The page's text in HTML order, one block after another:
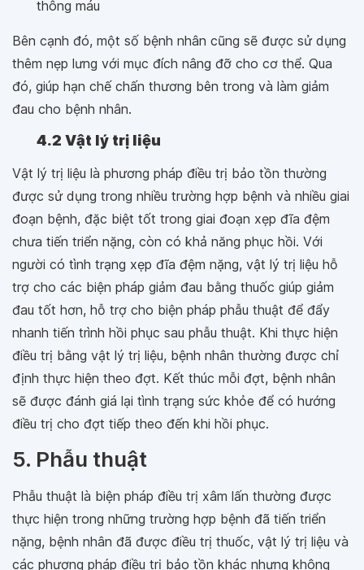
thông máu
Bên cạnh đó, một số bệnh nhân cũng sẽ được sử dụng
thêm nẹp lưng với mục đích nâng đỡ cho cơ thể. Qua
đó, giúp hạn chế chấn thương bên trong và làm giảm
đau cho bệnh nhân.
4.2 Vật lý trị liệu
Vật lý trị liệu là phương pháp điều trị bảo tồn thường
được sử dụng trong nhiều trường hợp bệnh và nhiều giai
đoạn bệnh, đặc biệt tốt trong giai đoạn xẹp đĩa đệm
chưa tiến triển nặng, còn có khả năng phục hồi. Với
người có tình trạng xẹp đĩa đệm nặng, vật lý trị liệu hỗ
trợ cho các biện pháp giảm đau bằng thuốc giúp giảm
đau tốt hơn, hỗ trợ cho biện pháp phẫu thuật để đẩy
nhanh tiến trình hồi phục sau phẫu thuật. Khi thực hiện
điều trị bằng vật lý trị liệu, bệnh nhân thường được chỉ
định thực hiện theo đợt. Kết thúc mỗi đợt, bệnh nhân
sẽ được đánh giá lại tình trạng sức khỏe để có hướng
điều trị cho đợt tiếp theo đến khi hồi phục.
5. Phẫu thuật
Phẫu thuật là biện pháp điều trị xâm lấn thường được
thực hiện trong những trường hợp bệnh đã tiến triển
nặng, bệnh nhân đã được điều trị thuốc, vật lý trị liệu và
các phương pháp điều trị bảo tồn khác nhưng không